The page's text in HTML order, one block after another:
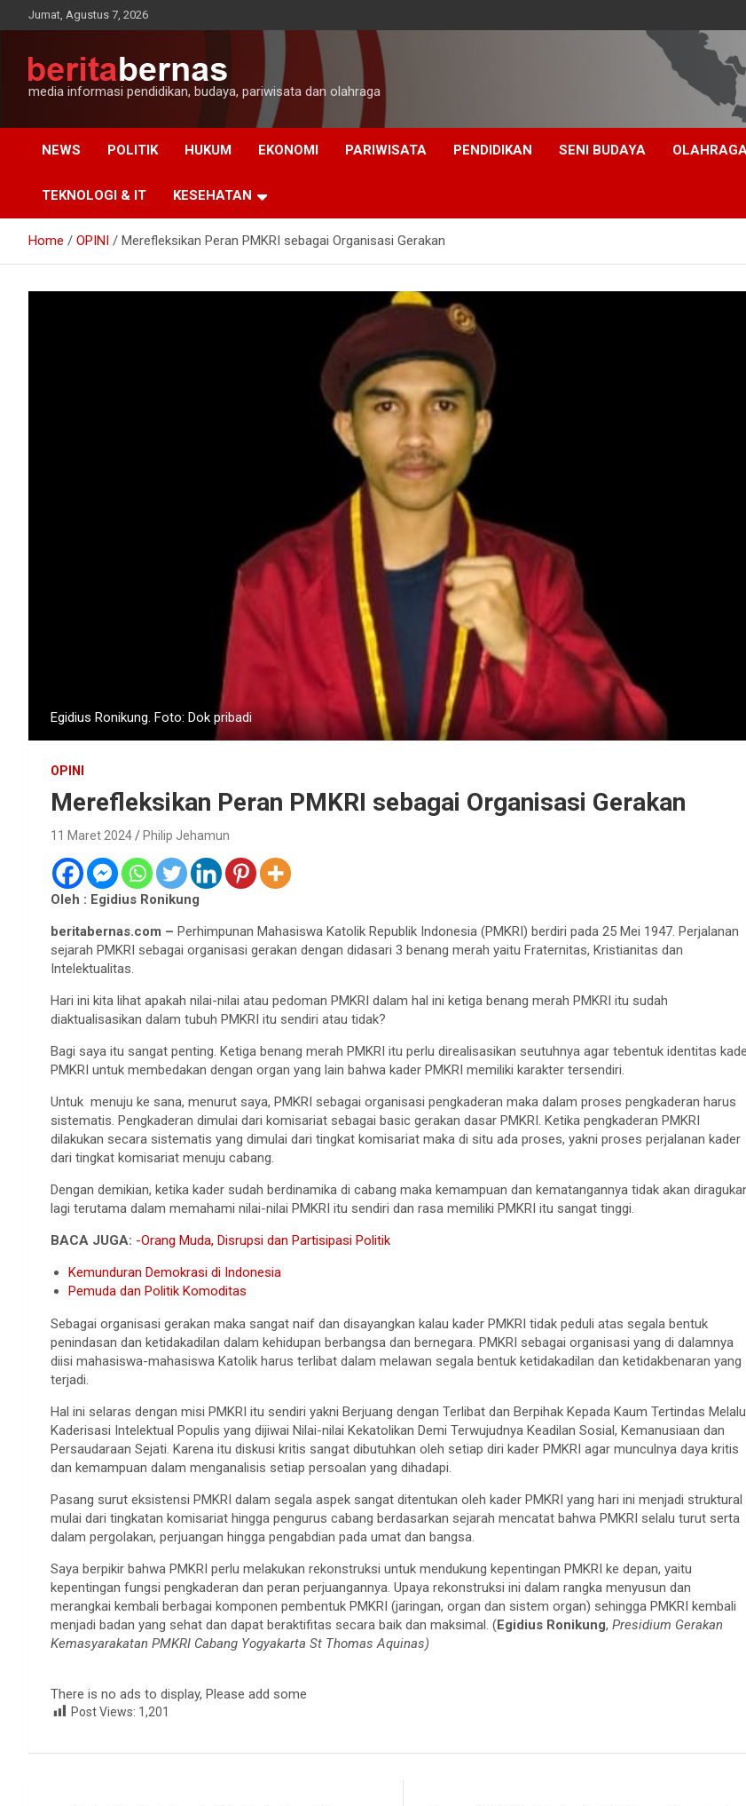
to
Jumat, Agustus 7, 2026
media informasi pendidikan, budaya, pariwisata dan olahraga
NEWS POLITIK HUKUM EKONOMI PARIWISATA PENDIDIKAN SENI BUDAYA
TEKNOLOGI & IT KESEHATAN
Home OPINI Merefleksikan Peran PMKRI sebagai Organisasi Gerakan
Egidius Ronikung. Foto: Dok pribadi
OPINI
Merefleksikan Peran PMKRI sebagai Organisasi Gerakan
11 Maret 2024 Philip Jehamun
Oleh : Egidius Ronikung
beritabernas.com – Perhimpunan Mahasiswa Katolik Republik Indonesia (PMKRI) berdiri pada 25 Mei 1947. Perjalanan
sejarah PMKRI sebagai organisasi gerakan dengan didasari 3 benang merah yaitu Fraternitas, Kristianitas dan
Intelektualitas.
Hari ini kita lihat apakah nilai-nilai atau pedoman PMKRI dalam hal ini ketiga benang merah PMKRI itu sudah
diaktualisasikan dalam tubuh PMKRI itu sendiri atau tidak?
Bagi saya itu sangat penting. Ketiga benang merah PMKRI itu perlu direalisasikan seutuhnya agar tebentuk identitas
PMKRI untuk membedakan dengan organ yang lain bahwa kader PMKRI memiliki karakter tersendiri.
Untuk menuju ke sana, menurut saya, PMKRI sebagai organisasi pengkaderan maka dalam proses pengkaderan harus
sistematis. Pengkaderan dimulai dari komisariat sebagai basic gerakan dasar PMKRI. Ketika pengkaderan PMKRI
dilakukan secara sistematis yang dimulai dari tingkat komisariat maka di situ ada proses, yakni proses perjalanan kader
dari tingkat komisariat menuju cabang.
Dengan demikian, ketika kader sudah berdinamika di cabang maka kemampuan dan kematangannya tidak akan
lagi terutama dalam memahami nilai-nilai PMKRI itu sendiri dan rasa memiliki PMKRI itu sangat tinggi.
BACA JUGA: -Orang Muda, Disrupsi dan Partisipasi Politik
Kemunduran Demokrasi di Indonesia
Pemuda dan Politik Komoditas
Sebagai organisasi gerakan maka sangat naif dan disayangkan kalau kader PMKRI tidak peduli atas segala bentuk
penindasan dan ketidakadilan dalam kehidupan berbangsa dan bernegara. PMKRI sebagai organisasi yang di dalamnya
diisi mahasiswa-mahasiswa Katolik harus terlibat dalam melawan segala bentuk ketidakadilan dan ketidakbenaran yang
terjadi.
Hal ini selaras dengan misi PMKRI itu sendiri yakni Berjuang dengan Terlibat dan Berpihak Kepada Kaum Tertindas
Kaderisasi Intelektual Populis yang dijiwai Nilai-nilai Kekatolikan Demi Terwujudnya Keadilan Sosial, Kemanusiaan dan
Persaudaraan Sejati. Karena itu diskusi kritis sangat dibutuhkan oleh setiap diri kader PMKRI agar munculnya daya kritis
dan kemampuan dalam menganalisis setiap persoalan yang dihadapi.
Pasang surut eksistensi PMKRI dalam segala aspek sangat ditentukan oleh kader PMKRI yang hari ini menjadi struktural
mulai dari tingkatan komisariat hingga pengurus cabang berdasarkan sejarah mencatat bahwa PMKRI selalu turut serta
dalam pergolakan, perjuangan hingga pengabdian pada umat dan bangsa.
Saya berpikir bahwa PMKRI perlu melakukan rekonstruksi untuk mendukung kepentingan PMKRI ke depan, yaitu
kepentingan fungsi pengkaderan dan peran perjuangannya. Upaya rekonstruksi ini dalam rangka menyusun dan
merangkai kembali berbagai komponen pembentuk PMKRI (jaringan, organ dan sistem organ) sehingga PMKRI kembali
menjadi badan yang sehat dan dapat beraktifitas secara baik dan maksimal. (Egidius Ronikung, Presidium Gerakan
Kemasyarakatan PMKRI Cabang Yogyakarta St Thomas Aquinas)
There is no ads to display, Please add some
Post Views: 1,201